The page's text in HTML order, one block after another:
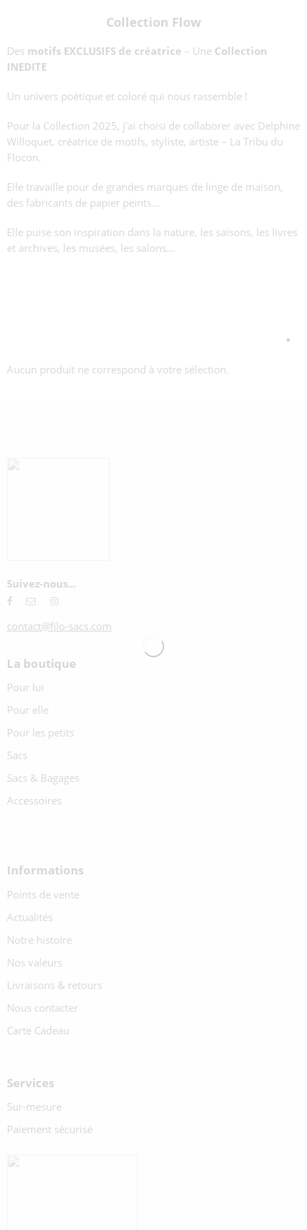
Collection Flow
Des motifs EXCLUSIFS de créatrice – Une Collection
INEDITE
Un univers poétique et coloré qui nous rassemble !
Pour la Collection 2025, j’ai choisi de collaborer avec Delphine
Willoquet, créatrice de motifs, styliste, artiste – La Tribu du
Flocon.
Elle travaille pour de grandes marques de linge de maison,
des fabricants de papier peints…
Elle puise son inspiration dans la nature, les saisons, les livres
et archives, les musées, les salons…
Aucun produit ne correspond à votre sélection.
Suivez-nous...
contact@filo-sacs.com
La boutique
Pour lui
Pour elle
Pour les petits
Sacs
Sacs & Bagages
Accessoires
Informations
Points de vente
Actualités
Notre histoire
Nos valeurs
Livraisons & retours
Nous contacter
Carte Cadeau
Services
Sur-mesure
Paiement sécurisé